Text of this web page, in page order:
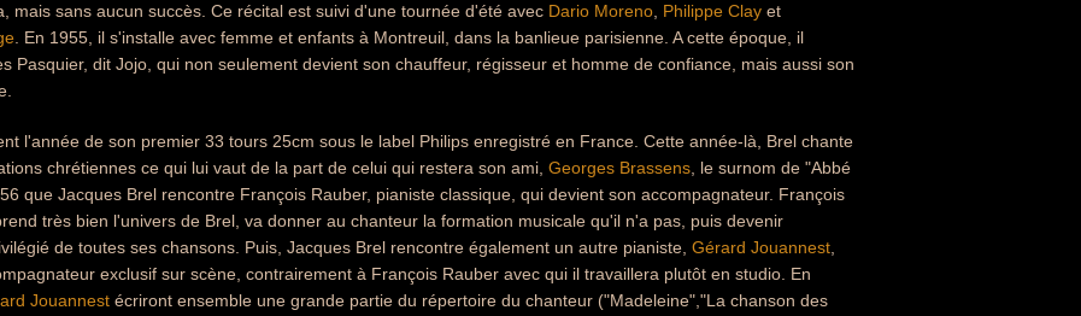
mais sans aucun succès. Ce récital est suivi d'une tournée d'été avec Dario Moreno Philippe Clay et
. En 1955, il s'installe avec femme et enfants à Montreuil, dans la banlieue parisienne. A cette époque, il
Pasquier, dit Jojo, qui non seulement devient son chauffeur, régisseur et homme de confiance, mais aussi son
l'année de son premier 33 tours 25cm sous le label Philips enregistré en France. Cette année-là, Brel chante
chrétiennes ce qui lui vaut de la part de celui qui restera son ami, Georges Brassens , le surnom de "Abbé
que Jacques Brel rencontre François Rauber, pianiste classique, qui devient son accompagnateur. François
très bien l'univers de Brel, va donner au chanteur la formation musicale qu'il n'a pas, puis devenir
de toutes ses chansons. Puis, Jacques Brel rencontre également un autre pianiste, Gérard Jouannest
exclusif sur scène, contrairement à François Rauber avec qui il travaillera plutôt en studio. En
Jouannest écriront ensemble une grande partie du répertoire du chanteur ("Madeleine","La chanson des